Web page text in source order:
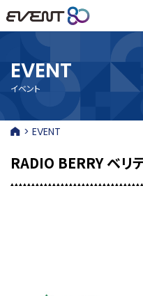
EVENT
イベント
> EVENT
RADIO BERRY ベ